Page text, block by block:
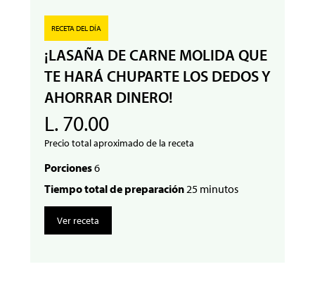
RECETA DEL DÍA
¡LASAÑA DE CARNE MOLIDA QUE
TE HARÁ CHUPARTE LOS DEDOS Y
AHORRAR DINERO!
L. 70.00
Precio total aproximado de la receta
Porciones6
Tiempo total de preparación25 minutos
Ver receta